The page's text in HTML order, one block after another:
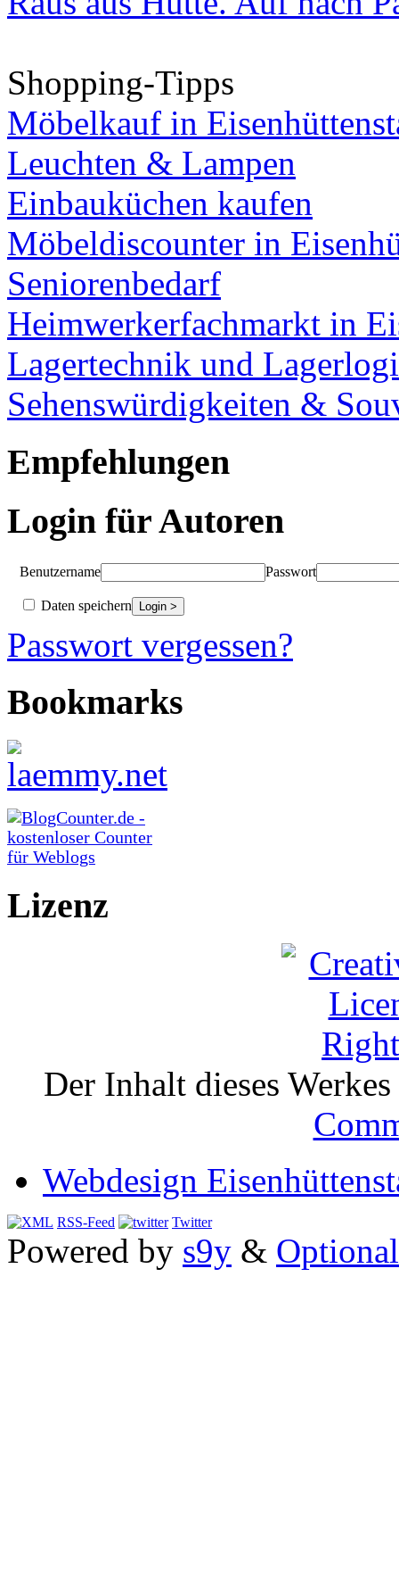
Shopping-Tipps
Möbelkauf in
Leuchten & Lampen
Einbauküchen kaufen
Möbeldiscounter in
Seniorenbedarf
Heimwerkerfachmarkt in
Lagertechnik und
Sehenswürdigkeiten &
Empfehlungen
Login für Autoren
Benutzername Passwort
Daten speichern
Passwort vergessen?
Bookmarks
Lizenz
Der Inhalt dieses
Webdesign
RSS-Feed Twitter
Powered by s9y &